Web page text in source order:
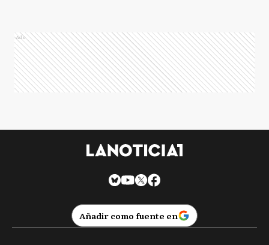
Ads
Añadir como fuente en